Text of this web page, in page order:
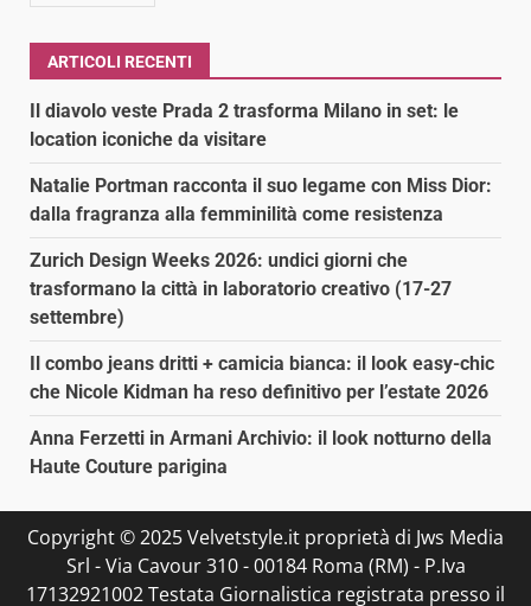
ARTICOLI RECENTI
Il diavolo veste Prada 2 trasforma Milano in set: le
location iconiche da visitare
Natalie Portman racconta il suo legame con Miss Dior:
dalla fragranza alla femminilità come resistenza
Zurich Design Weeks 2026: undici giorni che
trasformano la città in laboratorio creativo (17-27
settembre)
Il combo jeans dritti + camicia bianca: il look easy-chic
che Nicole Kidman ha reso definitivo per l’estate 2026
Anna Ferzetti in Armani Archivio: il look notturno della
Haute Couture parigina
Copyright © 2025 Velvetstyle.it proprietà di Jws Media
Srl - Via Cavour 310 - 00184 Roma (RM) - P.Iva
17132921002 Testata Giornalistica registrata presso il